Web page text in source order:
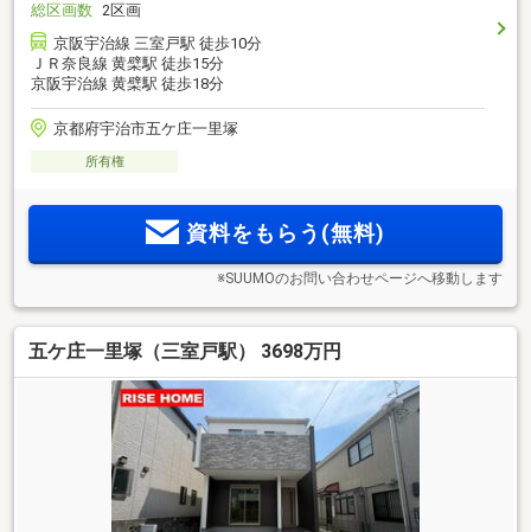
総区画数 2区画
京阪宇治線 三室戸駅 徒歩10分
ＪＲ奈良線 黄檗駅 徒歩15分
京阪宇治線 黄檗駅 徒歩18分
京都府宇治市五ケ庄一里塚
所有権
資料をもらう(無料)
※SUUMOのお問い合わせページへ移動します
五ケ庄一里塚（三室戸駅） 3698万円